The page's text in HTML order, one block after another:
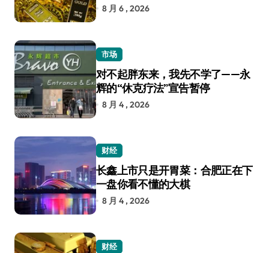
8 月 6 , 2026
市场
对不起胖东来，我先不学了——永
辉的“休克疗法”宣告暂停
8 月 4 , 2026
财经
长鑫上市只是开胃菜：合肥正在下
一盘你看不懂的大棋
8 月 4 , 2026
财经